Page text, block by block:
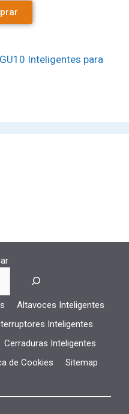
Inteligentes para
Altavoces Inteligentes
Inteligentes
Cerraduras Inteligentes
de Cookies Sitemap